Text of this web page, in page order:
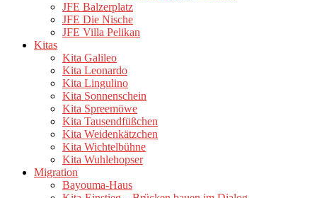
JFE Balzerplatz
JFE Die Nische
JFE Villa Pelikan
Kitas
Kita Galileo
Kita Leonardo
Kita Lingulino
Kita Sonnenschein
Kita Spreemöwe
Kita Tausendfüßchen
Kita Weidenkätzchen
Kita Wichtelbühne
Kita Wuhlehopser
Migration
Bayouma-Haus